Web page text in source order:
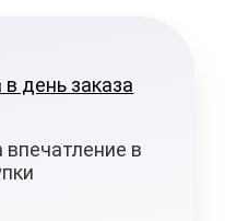
день заказа
впечатление в